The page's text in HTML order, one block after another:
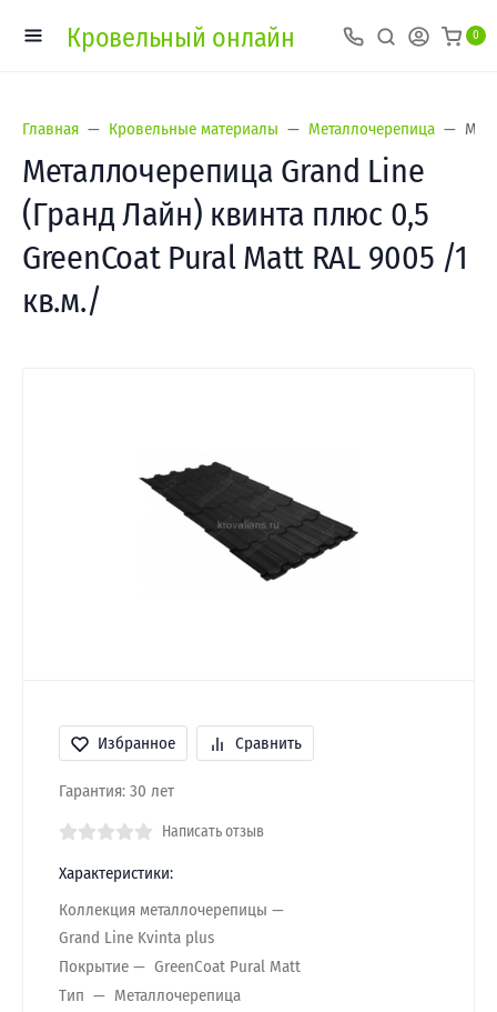
Кровельный онлайн 0
Главная Кровельные материалы Металлочерепица
Металлочерепица Grand Line
(Гранд Лайн) квинта плюс 0,5
GreenCoat Pural Matt RAL 9005 /1
кв.м./
Избранное Сравнить
Гарантия: 30 лет
Написать отзыв
Характеристики:
Коллекция металлочерепицы
Grand Line Kvinta plus
Покрытие
GreenCoat Pural Matt
Тип
Металлочерепица